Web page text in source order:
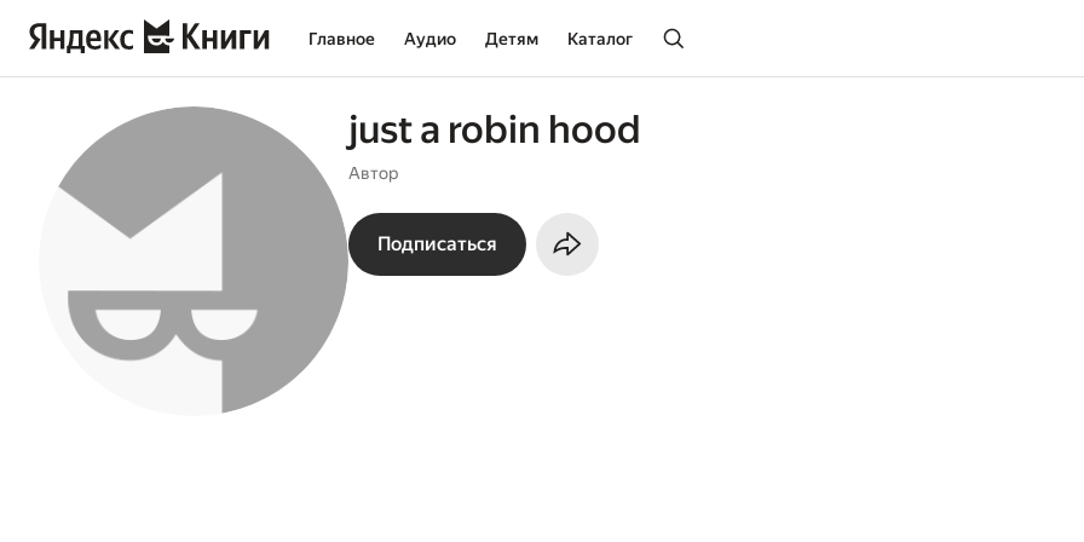
Главное Аудио Детям Каталог
just a robin hood
Автор
Подписаться